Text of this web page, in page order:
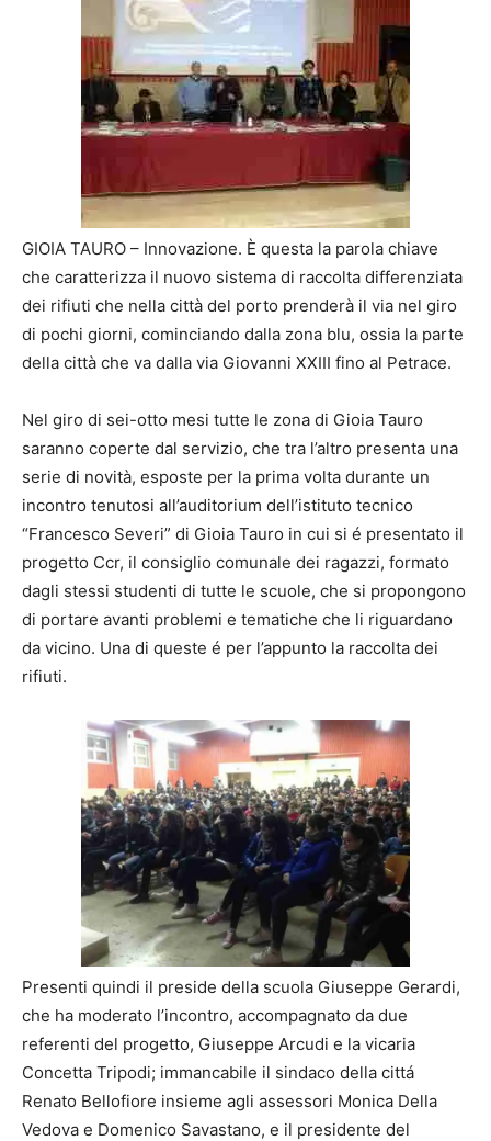
GIOIA TAURO – Innovazione. È questa la parola chiave
che caratterizza il nuovo sistema di raccolta differenziata
dei rifiuti che nella città del porto prenderà il via nel giro
di pochi giorni, cominciando dalla zona blu, ossia la parte
della città che va dalla via Giovanni XXIII fino al Petrace.
Nel giro di sei-otto mesi tutte le zona di Gioia Tauro
saranno coperte dal servizio, che tra l’altro presenta una
serie di novità, esposte per la prima volta durante un
incontro tenutosi all’auditorium dell’istituto tecnico
“Francesco Severi” di Gioia Tauro in cui si é presentato il
progetto Ccr, il consiglio comunale dei ragazzi, formato
dagli stessi studenti di tutte le scuole, che si propongono
di portare avanti problemi e tematiche che li riguardano
da vicino. Una di queste é per l’appunto la raccolta dei
rifiuti.
Presenti quindi il preside della scuola Giuseppe Gerardi,
che ha moderato l’incontro, accompagnato da due
referenti del progetto, Giuseppe Arcudi e la vicaria
Concetta Tripodi; immancabile il sindaco della cittá
Renato Bellofiore insieme agli assessori Monica Della
Vedova e Domenico Savastano, e il presidente del